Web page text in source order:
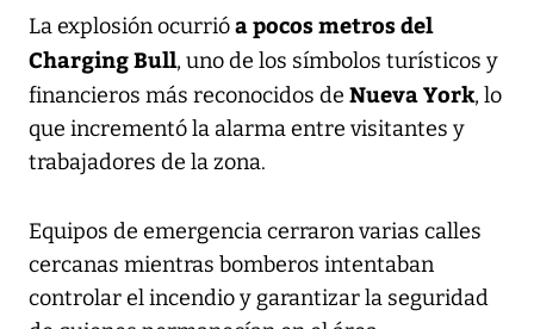
La explosión ocurrióa pocos metros del
Charging Bull, uno de los símbolos turísticos y
financieros más reconocidos de Nueva York, lo
que incrementó la alarma entre visitantes y
trabajadores de la zona.
Equipos de emergencia cerraron varias calles
cercanas mientras bomberos intentaban
controlar el incendio y garantizar la seguridad